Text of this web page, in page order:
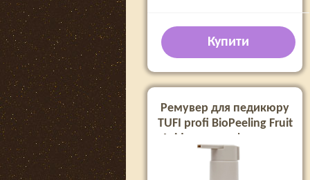
Купити
Ремувер для педикюру
TUFI profi BioPeeling Fruit
Acid для розм'якшення
огрубілої шкіри стоп